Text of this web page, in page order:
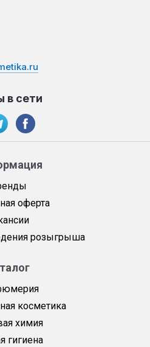
оферта
розыгрыша
косметика
химия
гигиена
в сети